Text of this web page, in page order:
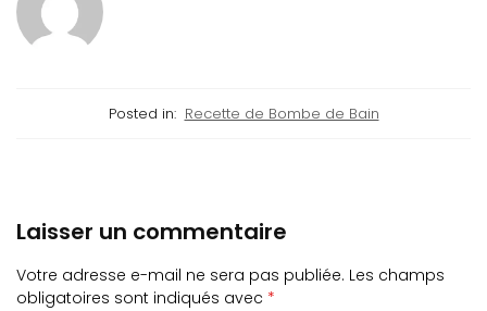
Posted in: Recette de Bombe de Bain
Laisser un commentaire
Votre adresse e-mail ne sera pas publiée. Les champs
obligatoires sont indiqués avec *